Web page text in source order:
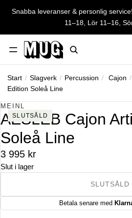
Snabba leveranser & personlig
11–18, Lör 11–16,
Start / Slagverk / Percussion / Cajon /
Edition Soleå Line
HOPPA TILL PRODUKTINFORMATION
SLUTSÅLD
MEINL
AESLEB Cajon
Soleå Line
3 995 kr
Slut i lager
SLUTSÅLD
Betala senare med